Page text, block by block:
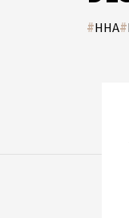
#HHA#